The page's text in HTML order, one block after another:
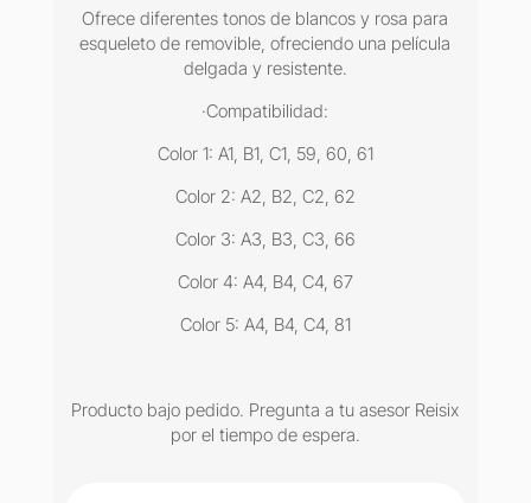
Ofrece diferentes tonos de blancos y rosa para
esqueleto de removible, ofreciendo una película
delgada y resistente.
·Compatibilidad:
Color 1: A1, B1, C1, 59, 60, 61
Color 2: A2, B2, C2, 62
Color 3: A3, B3, C3, 66
Color 4: A4, B4, C4, 67
Color 5: A4, B4, C4, 81
Producto bajo pedido. Pregunta a tu asesor Reisix
por el tiempo de espera.